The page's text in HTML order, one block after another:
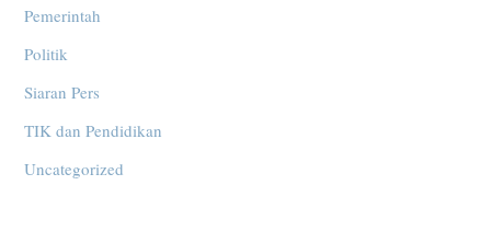
Pemerintah
Politik
Siaran Pers
TIK dan Pendidikan
Uncategorized